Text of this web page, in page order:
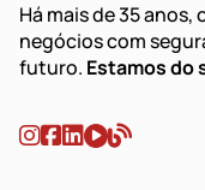
Há mais de 35
negócios com
futuro. Estamos do